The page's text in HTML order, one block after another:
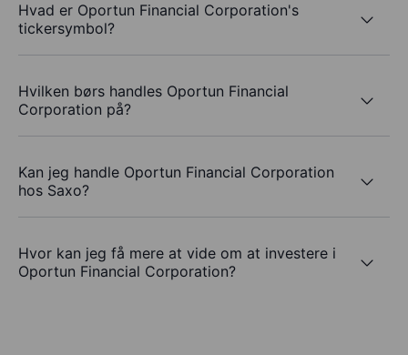
Hvad er Oportun Financial Corporation's
tickersymbol?
Hvilken børs handles Oportun Financial
Corporation på?
Kan jeg handle Oportun Financial Corporation
hos Saxo?
Hvor kan jeg få mere at vide om at investere i
Oportun Financial Corporation?